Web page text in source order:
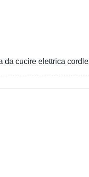
da cucire elettrica